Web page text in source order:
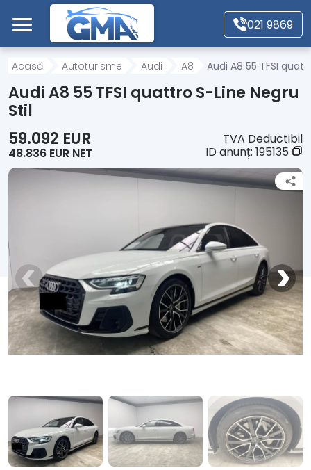
Mergi direct la conținutul principal
021 9869
Acasă
Autoturisme
Motociclete
Despre Noi
Contact
Acasă Autoturisme Audi A8 Audi A8 55 TFSI
Audi A8 55 TFSI quattro S-Line Negru
Stil
59.092 EUR
48.836 EUR NET
TVA Deductibil
ID anunț: 195135